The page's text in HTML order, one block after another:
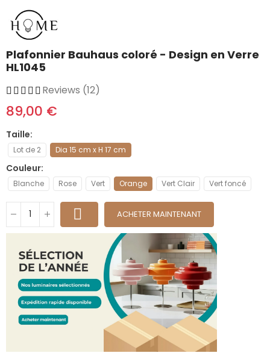
Plafonnier Bauhaus coloré - Design en Verre
HL1045
Reviews (12)
89,00 €
Taille
Lot de 2 Dia 15 cm x H 17 cm
Couleur
Blanche Rose Vert Orange Vert Clair Vert foncé
ACHETER MAINTENANT